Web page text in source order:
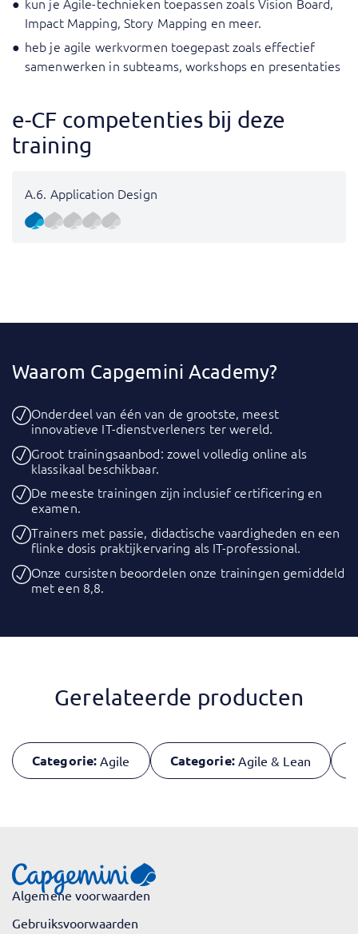
Impact Mapping, Story Mapping en meer.
heb je agile werkvormen toegepast zoals effectief
samenwerken in subteams, workshops en presentaties
e-CF competenties bij deze
training
A.6. Application Design
Waarom Capgemini Academy?
Onderdeel van één van de grootste, meest
innovatieve IT-dienstverleners ter wereld.
Groot trainingsaanbod: zowel volledig online als
klassikaal beschikbaar.
De meeste trainingen zijn inclusief certificering en
examen.
Trainers met passie, didactische vaardigheden en een
flinke dosis praktijkervaring als IT-professional.
Onze cursisten beoordelen onze trainingen gemiddeld
met een 8,8.
Gerelateerde producten
Categorie: Agile Categorie: Agile & Lean
Algemene voorwaarden
Gebruiksvoorwaarden